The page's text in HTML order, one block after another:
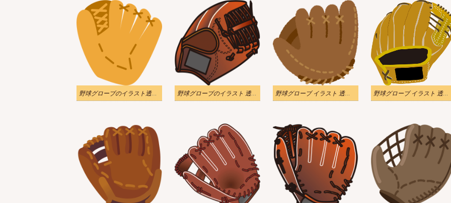
野球グローブのイラスト透明画像 野球グローブのイラスト 透明 ダウンロード 野球グローブ イラスト 透過画像 2 野球グローブ イラスト 透過画像